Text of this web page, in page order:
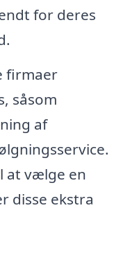
for deres
firmaer
såsom
af
at vælge en
disse ekstra